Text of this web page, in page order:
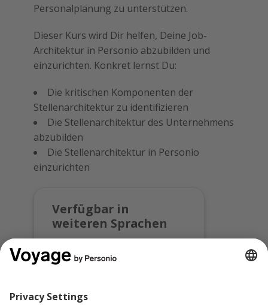
Personalplanung zu unterstützen.
Dieser Kurs wird Dir helfen, Deine Job-
Architektur in Personio abzubilden und
einzurichten. Konkret lernst Du:
Die kritischen Komponenten der
Stellenarchitektur zu identifizieren
Die Stellenarchitektur des Unternehmens
abzubilden
Die Stellenarchitektur in Personio
einzurichten
Verfügbar in
weiteren Sprachen
Kurs in: